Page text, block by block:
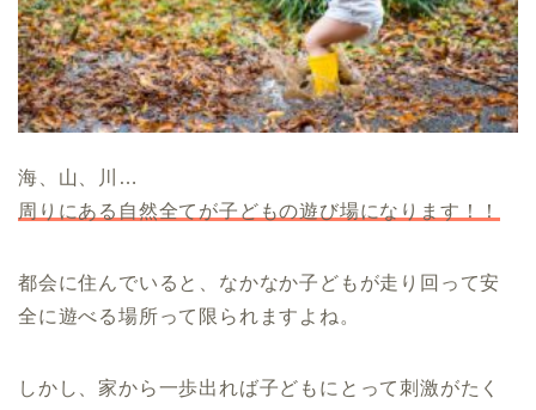
海、山、川…
周りにある自然全てが子どもの遊び場になります！！
都会に住んでいると、なかなか子どもが走り回って安
全に遊べる場所って限られますよね。
しかし、家から一歩出れば子どもにとって刺激がたく